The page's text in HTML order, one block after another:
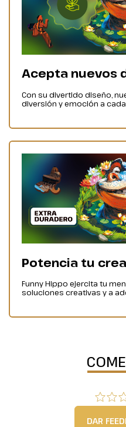
Acepta nuevos
Con su divertido diseño,
diversión y emoción a
Potencia tu
Funny Hippo ejercita tu
soluciones creativas y a
DAR